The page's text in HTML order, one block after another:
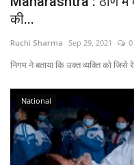
की...
Ruchi Sharma Sep 29, 2021 0
निगम ने बताया कि उक्त व्यक्ति को जिसे
National